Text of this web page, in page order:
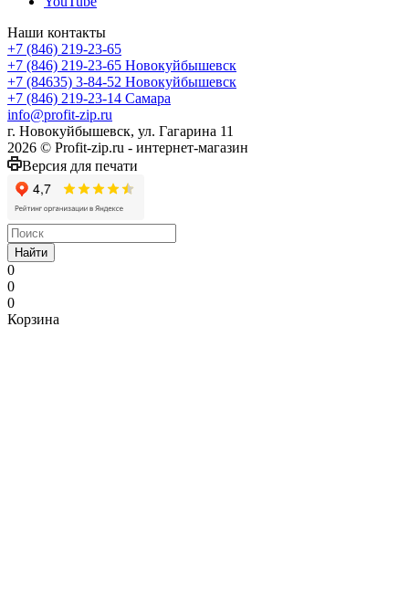
Наши контакты
+7 (846) 219-23-65
+7 (846) 219-23-65 Новокуйбышевск
+7 (84635) 3-84-52 Новокуйбышевск
+7 (846) 219-23-14 Самара
info@profit-zip.ru
г. Новокуйбышевск, ул. Гагарина 11
2026 © Profit-zip.ru - интернет-магазин
Версия для печати
Найти
0
0
0
Корзина